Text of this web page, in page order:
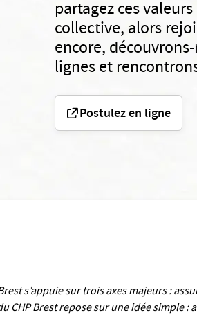
partagez ces
collective, alors
encore,
lignes et
Postulez en ligne
s’appuie sur trois axes majeurs :
Brest repose sur une idée simple :